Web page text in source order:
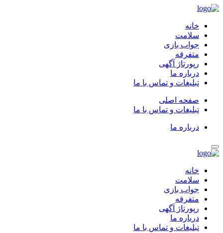
خانه
سلامت
جواب بازی
متفرقه
رپورتاژ آگهی
درباره ما
تبلیغات و تماس با ما
صفحه اصلی
تبلیغات و تماس با ما
درباره ما
خانه
سلامت
جواب بازی
متفرقه
رپورتاژ آگهی
درباره ما
تبلیغات و تماس با ما